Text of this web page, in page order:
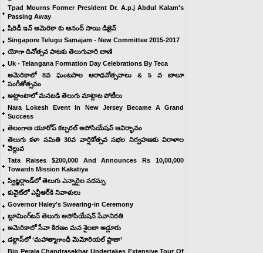
Tpad Mourns Former President Dr. A.p.j Abdul Kalam's
Passing Away
షిరిడీ ఇన్ అమెరికా కు ఆనంద్ సాయి డిజైన్
Singapore Telugu Samajam - New Committee 2015-2017
యోగా దినోత్సవ పాటకు తెలుగువారి బాణి
Uk - Telangana Formation Day Celebrations By Teca
అమెరికాలో 8వ ఘంటసాల ఆరాధనోత్సవాలు & 5 వ బాలూ
సంగీతోత్సవం
అట్లాంటాలో మనబడి తెలుగు మాట్లాట పోటీలు
Nara Lokesh Event In New Jersey Became A Grand
Success
తెలంగాణ యూరోప్ కల్చరల్ అసోసియేషన్ ఆవిర్భావం
తెలుగు కళా సమితి 30వ వార్షికోత్సవ సభల నిర్వహణకు విరాళాల
వెల్లువ
Tata Raises $200,000 And Announces Rs 10,00,000
Towards Mission Kakatiya
స్విట్జర్లాండ్‌లో తెలుగు ఎన్నారైల సదస్సు
కువైట్‌లో ఎన్టీఆర్‌కి నివాళులు
Governor Haley's Swearing-in Ceremony
బ్లూమింగ్‌టన్ తెలుగు అసోసియేషన్ సేవానిరతి
అమెరికాలో సేవా కిరణం మన శైలజా అడ్లూరు
డల్లాస్‌లో ‘మహాత్మాగాంధీ మెమోరియల్ ప్లాజా’
Bjp Perala Chandrasekhar Undertakes Extensive Tour Of